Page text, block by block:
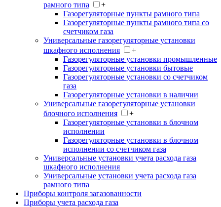
рамного типа
+
Газорегуляторные пункты рамного типа
Газорегуляторные пункты рамного типа со
счетчиком газа
Универсальные газорегуляторные установки
шкафного исполнения
+
Газорегуляторные установки промышленные
Газорегуляторные установки бытовые
Газорегуляторные установки со счетчиком
газа
Газорегуляторные установки в наличии
Универсальные газорегуляторные установки
блочного исполнения
+
Газорегуляторные установки в блочном
исполнении
Газорегуляторные установки в блочном
исполнении со счетчиком газа
Универсальные установки учета расхода газа
шкафного исполнения
Универсальные установки учета расхода газа
рамного типа
Приборы контроля загазованности
Приборы учета расхода газа